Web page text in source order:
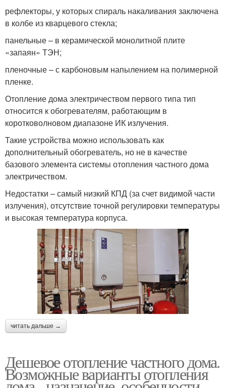
рефлекторы, у которых спираль накаливания заключена
в колбе из кварцевого стекла;
панельные – в керамической монолитной плите
«запаян» ТЭН;
пленочные – с карбоновым напылением на полимерной
пленке.
Отопление дома электричеством первого типа тип
относится к обогревателям, работающим в
коротковолновом диапазоне ИК излучения.
Такие устройства можно использовать как
дополнительный обогреватель, но не в качестве
базового элемента системы отопления частного дома
электричеством.
Недостатки – самый низкий КПД (за счет видимой части
излучения), отсутствие точной регулировки температуры
и высокая температура корпуса.
читать дальше →
Дешевое отопление частного дома.
Возможные варианты отопления